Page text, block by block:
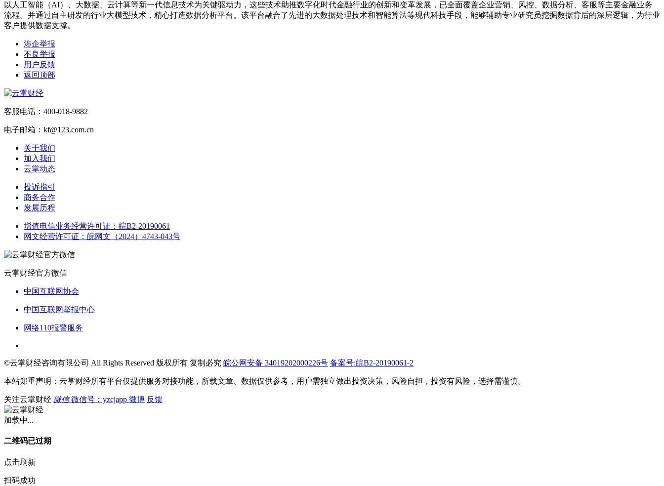
以人工智能（AI）、大数据、云计算等新一代信息技术为关键驱动力，这些技术助推数字化时代金融行业的创新和变革发展，已全面覆盖企业营销、风控、数据分析、客服等主要金融业务
流程。并通过自主研发的行业大模型技术，精心打造数据分析平台。该平台融合了先进的大数据处理技术和智能算法等现代科技手段，能够辅助专业研究员挖掘数据背后的深层逻辑，为行业
客户提供数据支撑。
涉企举报
不良举报
用户反馈
返回顶部
客服电话：400-018-9882
电子邮箱：kf@123.com.cn
关于我们
加入我们
云掌动态
投诉指引
商务合作
发展历程
增值电信业务经营许可证：皖B2-20190061
网文经营许可证：皖网文（2024）4743-043号
云掌财经官方微信
中国互联网协会
中国互联网举报中心
网络110报警服务
©云掌财经咨询有限公司 All Rights Reserved 版权所有 复制必究 皖公网安备 34019202000226号 备案号:皖B2-20190061-2
本站郑重声明：云掌财经所有平台仅提供服务对接功能，所载文章、数据仅供参考，用户需独立做出投资决策，风险自担，投资有风险，选择需谨慎。
关注云掌财经 微信 微信号：yzcjapp 微博 反馈
加载中...
二维码已过期
点击刷新
扫码成功